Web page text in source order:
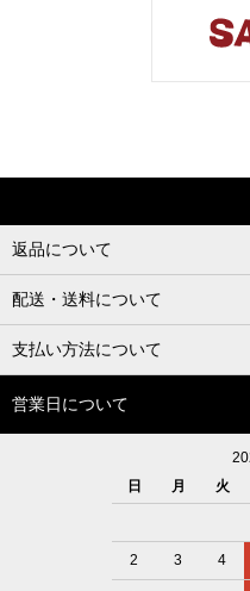
返品について
配送・送料について
支払い方法について
営業日について
日
月 火
2 3 4